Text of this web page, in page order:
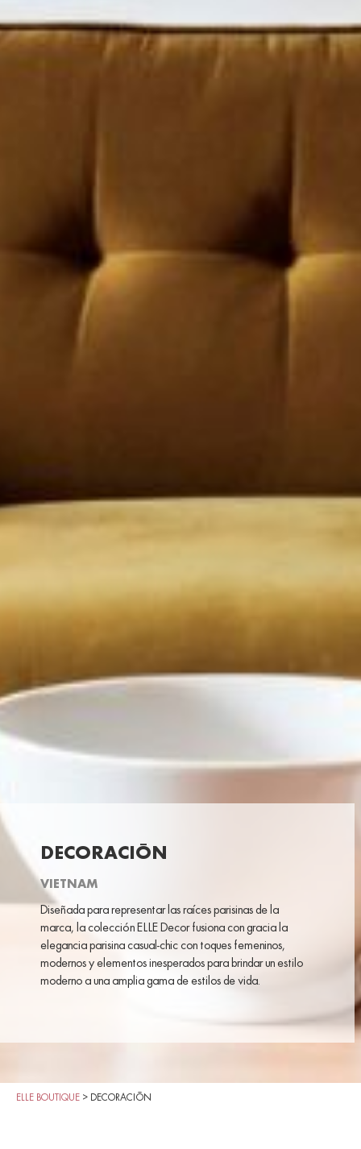
DECORACIÓN
VIETNAM
Diseñada para representar las raíces parisinas de la
marca, la colección ELLE Decor fusiona con gracia la
elegancia parisina casual-chic con toques femeninos,
modernos y elementos inesperados para brindar un estilo
moderno a una amplia gama de estilos de vida.
ELLE BOUTIQUE > DECORACIÓN